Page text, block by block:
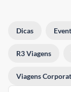
Dicas
R3 Viagens
Viagens